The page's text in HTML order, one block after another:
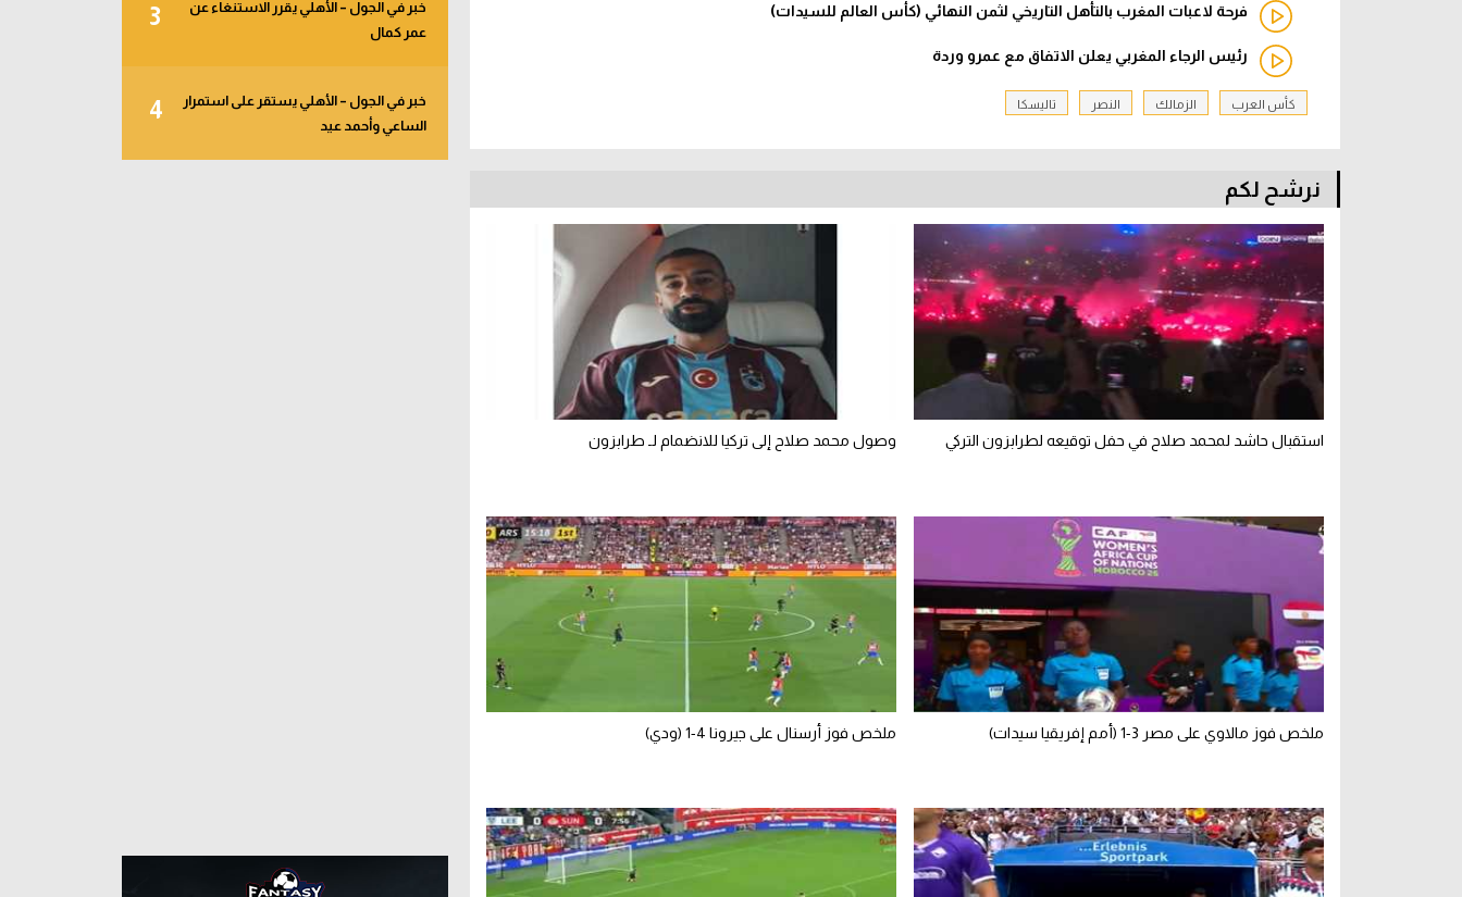
فرحة لاعبات المغرب بالتأهل التاريخي لثمن النهائي (كأس العالم للسيدات)
رئيس الرجاء المغربي يعلن الاتفاق مع عمرو وردة
كأس العرب الزمالك النصر تاليسكا
نرشح لكم
استقبال حاشد لمحمد صلاح في حفل توقيعه لطرابزون التركي وصول محمد صلاح إلى تركيا للانضمام لـ طرابزون
ملخص فوز مالاوي على مصر 3-1 (أمم إفريقيا سيدات) ملخص فوز أرسنال على جيرونا 4-1 (ودي)
3
خبر في الجول – الأهلي يقرر الاستنغاء عن
عمر كمال
4
خبر في الجول – الأهلي يستقر على استمرار
الساعي وأحمد عيد